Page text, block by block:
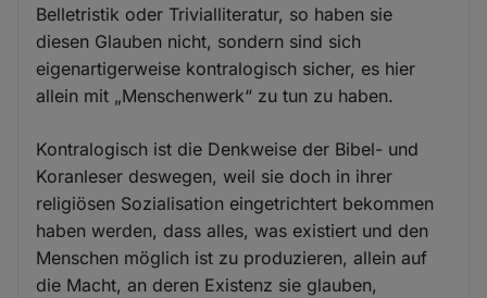
Belletristik oder Trivialliteratur, so haben sie
diesen Glauben nicht, sondern sind sich
eigenartigerweise kontralogisch sicher, es hier
allein mit „Menschenwerk“ zu tun zu haben.
Kontralogisch ist die Denkweise der Bibel- und
Koranleser deswegen, weil sie doch in ihrer
religiösen Sozialisation eingetrichtert bekommen
haben werden, dass alles, was existiert und den
Menschen möglich ist zu produzieren, allein auf
die Macht, an deren Existenz sie glauben,